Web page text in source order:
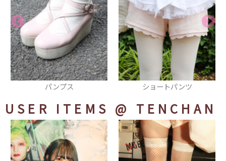
ショートパンツ カットソー
USER ITEMS @ TENCHAN